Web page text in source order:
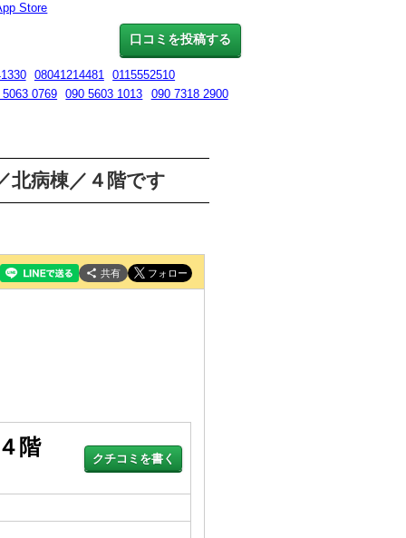
口コミを投稿する
Store
08041214481
0115552510
5063 0769
090 5603 1013 090 7318 2900
北病棟／４階です
共有
階